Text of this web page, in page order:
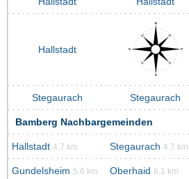
Hallstadt
Stegaurach Stegaurach
Bamberg Nachbargemeinden
Hallstadt 4.7 km Stegaurach 4.7 km
Gundelsheim 5.6 km Oberhaid 6.1 km